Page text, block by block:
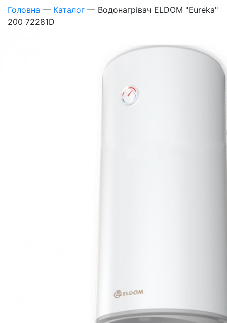
Головна — Каталог — Водонагрівач ELDOM "Eureka"
200 72281D